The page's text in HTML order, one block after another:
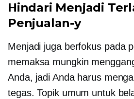
Hindari Menjadi
Penjualan-y
Menjadi juga berfokus pada
memaksa mungkin
Anda, jadi Anda harus
tegas. Topik umum untuk